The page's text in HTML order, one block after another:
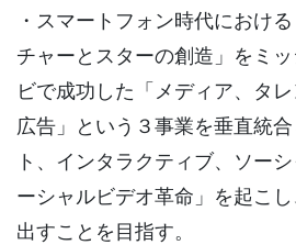
・スマートフォン時代におけ
チャーとスターの創造」をミ
ビで成功した「メディア、タレ
広告」という３事業を垂直統
ト、インタラクティブ、ソー
ーシャルビデオ革命」を起こ
出すことを目指す。